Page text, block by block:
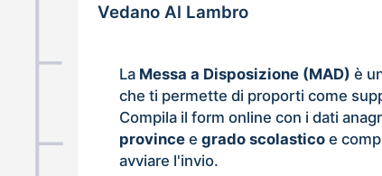
Vedano Al Lambro
La Messa a Disposizione (MAD) è
che ti permette di proporti come
Compila il form online con i dati
province egrado scolastico e
avviare l'invio.